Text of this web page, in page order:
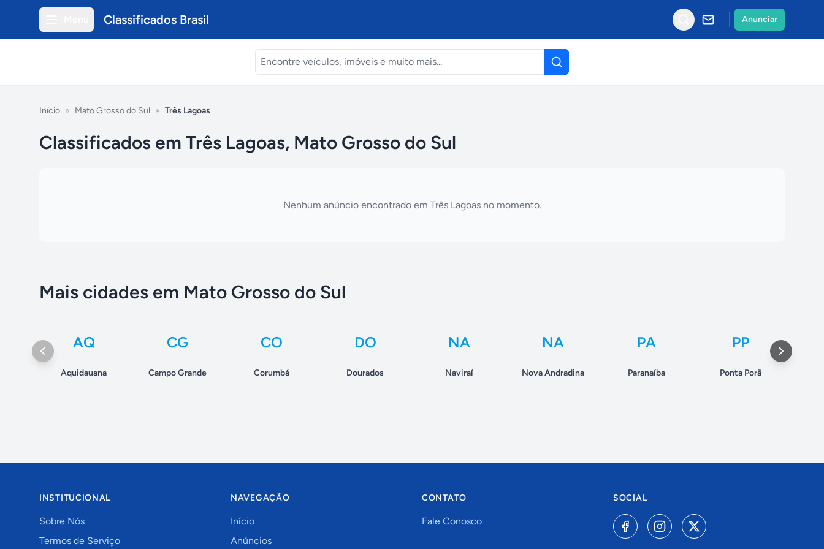
Classificados Brasil Anunciar
Início » Mato Grosso do Sul » Três Lagoas
Classificados em Três Lagoas, Mato Grosso do Sul
Nenhum anúncio encontrado em Três Lagoasno momento.
Mais cidades em Mato Grosso do Sul
AQ
Aquidauana
CG
Campo Grande
CO
Corumbá
DO
Dourados
NA
Naviraí
NA
Nova Andradina
PA
Paranaíba
PP
Ponta Porã
INSTITUCIONAL
Sobre Nós
Termos de Serviço
NAVEGAÇÃO
Início
Anúncios
CONTATO
Fale Conosco
SOCIAL